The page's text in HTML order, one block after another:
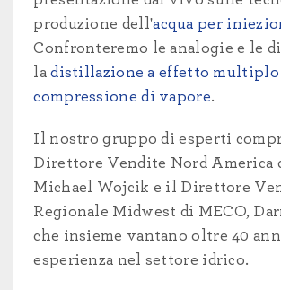
produzione dell'acqua per
Confronteremo le analogie e le
ladistillazione a effetto multiplo
compressione di vapore.
Il nostro gruppo di esperti
Direttore Vendite Nord America
Michael Wojcik e il Direttore
Regionale Midwest di MECO,
che insieme vantano oltre 40
esperienza nel settore idrico.